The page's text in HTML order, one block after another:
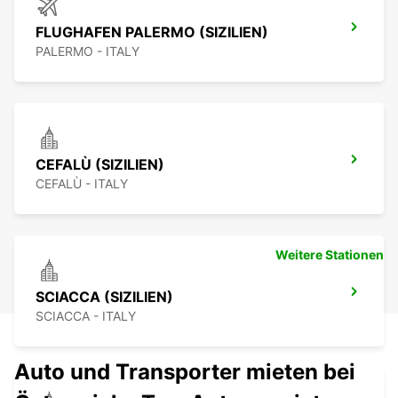
FLUGHAFEN PALERMO (SIZILIEN)
PALERMO - ITALY
CEFALÙ (SIZILIEN)
CEFALÙ - ITALY
SCIACCA (SIZILIEN)
SCIACCA - ITALY
Weitere Stationen
Auto und Transporter mieten bei